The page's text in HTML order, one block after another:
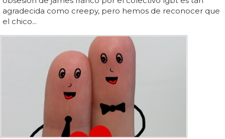
agradecida como creepy, pero hemos de reconocer que
el chico...